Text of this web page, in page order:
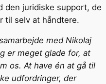
den juridiske support, de
til selv at håndtere.
med Nikolaj
er meget glade for, at
os. At have én at gå til
udfordringer, der